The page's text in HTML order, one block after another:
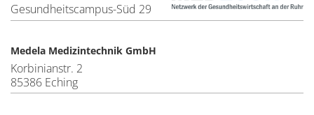
Gesundheitscampus-Süd 29
Medela Medizintechnik GmbH
Korbinianstr. 2
85386 Eching